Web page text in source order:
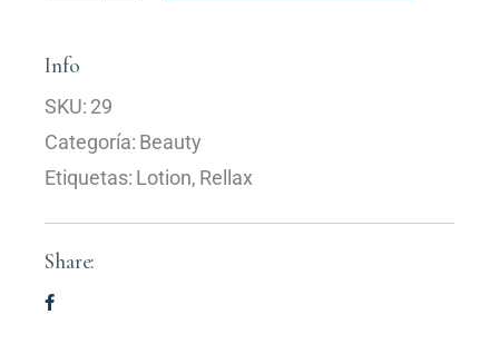
Info
SKU: 29
Categoría: Beauty
Etiquetas: Lotion, Rellax
Share: